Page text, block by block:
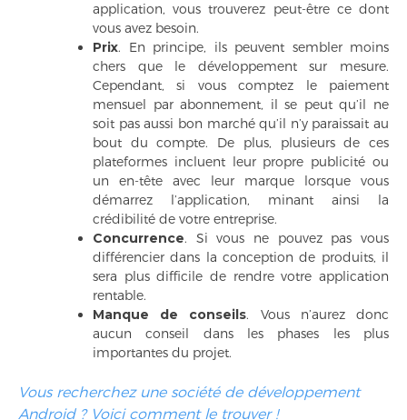
application, vous trouverez peut-être ce dont
vous avez besoin.
Prix. En principe, ils peuvent sembler moins
chers que le développement sur mesure.
Cependant, si vous comptez le paiement
mensuel par abonnement, il se peut qu’il ne
soit pas aussi bon marché qu’il n’y paraissait au
bout du compte. De plus, plusieurs de ces
plateformes incluent leur propre publicité ou
un en-tête avec leur marque lorsque vous
démarrez l’application, minant ainsi la
crédibilité de votre entreprise.
Concurrence. Si vous ne pouvez pas vous
différencier dans la conception de produits, il
sera plus difficile de rendre votre application
rentable.
Manque de conseils. Vous n’aurez donc
aucun conseil dans les phases les plus
importantes du projet.
Vous recherchez une société de développement
Android ? Voici comment le trouver !